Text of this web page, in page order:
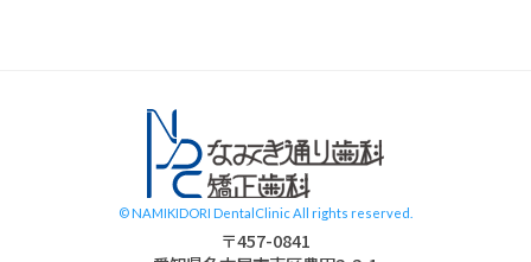
© NAMIKIDORI DentalClinic All rights reserved.
〒457-0841